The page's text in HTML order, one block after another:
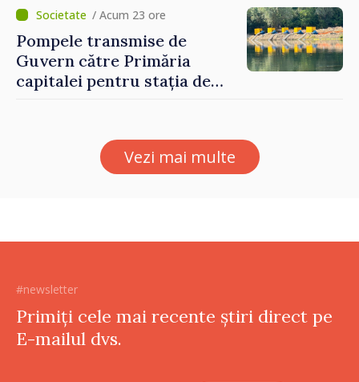
invitați să se înscrie la
eveniment
/ Acum 23 ore
Pompele transmise de
Guvern către Primăria
capitalei pentru stația de
puse în funcțiune
Vezi mai multe
#newsletter
Primiți cele mai recente știri direct pe
E-mailul dvs.